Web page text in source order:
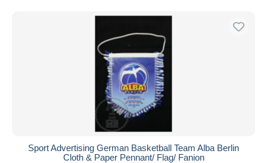
Sport Advertising German Basketball Team Alba Berlin
Cloth & Paper Pennant/ Flag/ Fanion